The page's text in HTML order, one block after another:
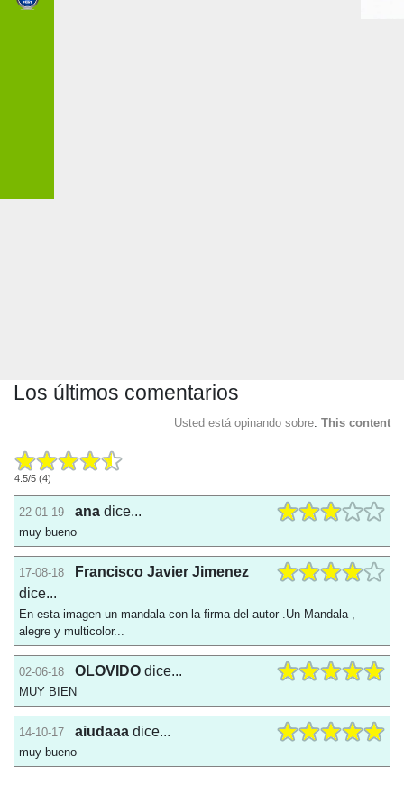
Los últimos comentarios
Usted está opinando sobre: This content
4.5/5 (4)
22-01-19 ana dice...
muy bueno
17-08-18
Francisco Javier Jimenez
dice...
En esta imagen un mandala con la firma del autor .Un Mandala ,
alegre y multicolor...
02-06-18 OLOVIDO dice...
MUY BIEN
14-10-17 aiudaaa dice...
muy bueno